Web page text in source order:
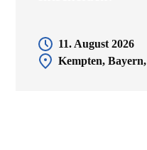
11. August 2026
Kempten, Bayern,